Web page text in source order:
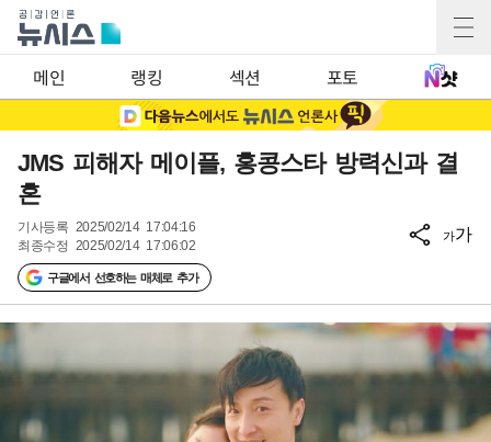
메인 랭킹 섹션 포토
JMS 피해자 메이플, 홍콩스타 방력신과 결
혼
기사등록 2025/02/14 17:04:16
최종수정 2025/02/14 17:06:02
구글에서 선호하는 매체로 추가
가가